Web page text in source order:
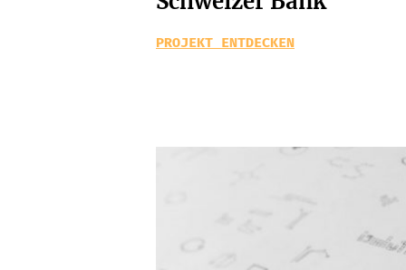
PROJEKT ENTDECKEN